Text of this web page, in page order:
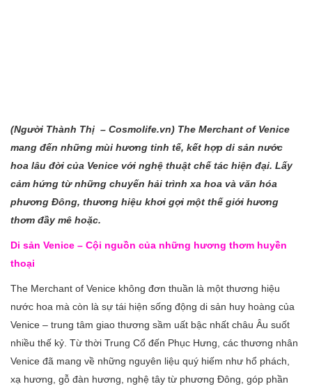
(Người Thành Thị – Cosmolife.vn) The Merchant of Venice
mang đến những mùi hương tinh tế, kết hợp di sản nước
hoa lâu đời của Venice với nghệ thuật chế tác hiện đại. Lấy
cảm hứng từ những chuyến hải trình xa hoa và văn hóa
phương Đông, thương hiệu khơi gợi một thế giới hương
thơm đầy mê hoặc.
Di sản Venice – Cội nguồn của những hương thơm huyền
thoại
The Merchant of Venice không đơn thuần là một thương hiệu
nước hoa mà còn là sự tái hiện sống động di sản huy hoàng của
Venice – trung tâm giao thương sầm uất bậc nhất châu Âu suốt
nhiều thế kỷ. Từ thời Trung Cổ đến Phục Hưng, các thương nhân
Venice đã mang về những nguyên liệu quý hiếm như hổ phách,
xạ hương, gỗ đàn hương, nghệ tây từ phương Đông, góp phần